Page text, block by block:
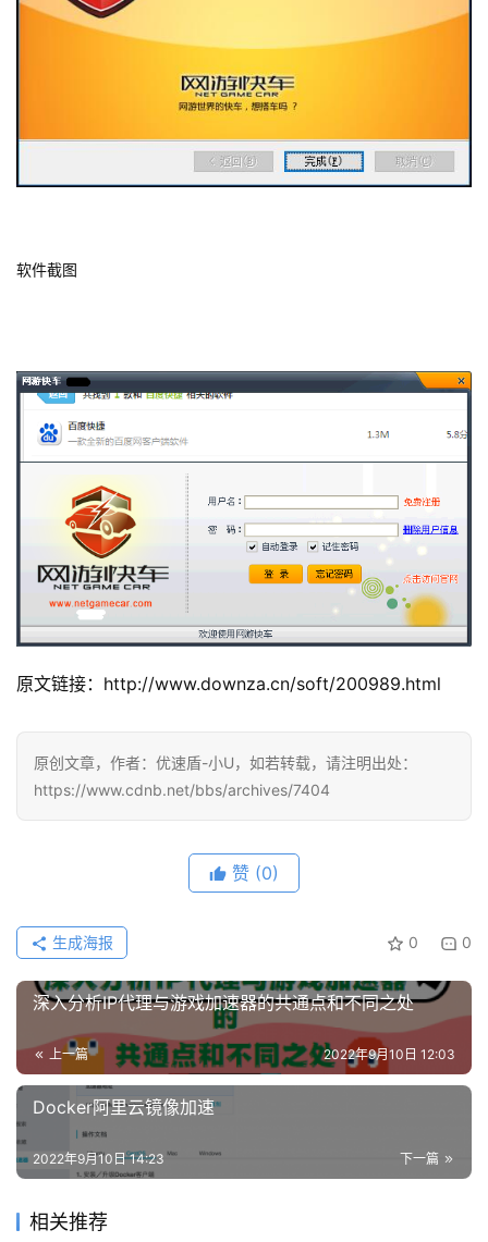
软件截图
原文链接：http://www.downza.cn/soft/200989.html
原创文章，作者：优速盾-小U，如若转载，请注明出处：
https://www.cdnb.net/bbs/archives/7404
赞 (0)
0 0
生成海报
深入分析IP代理与游戏加速器的共通点和不同之处
上一篇 2022年9月10日 12:03
Docker阿里云镜像加速
下一篇
2022年9月10日 14:23
相关推荐